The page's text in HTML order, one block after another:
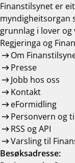
Finanstilsynet er
myndigheitsorgan
grunnlag i lover
Regjeringa og
Om
Presse
Jobb hos oss
Kontakt
eFormidling
Personvern og
RSS og API
Varsling til
Besøksadresse: